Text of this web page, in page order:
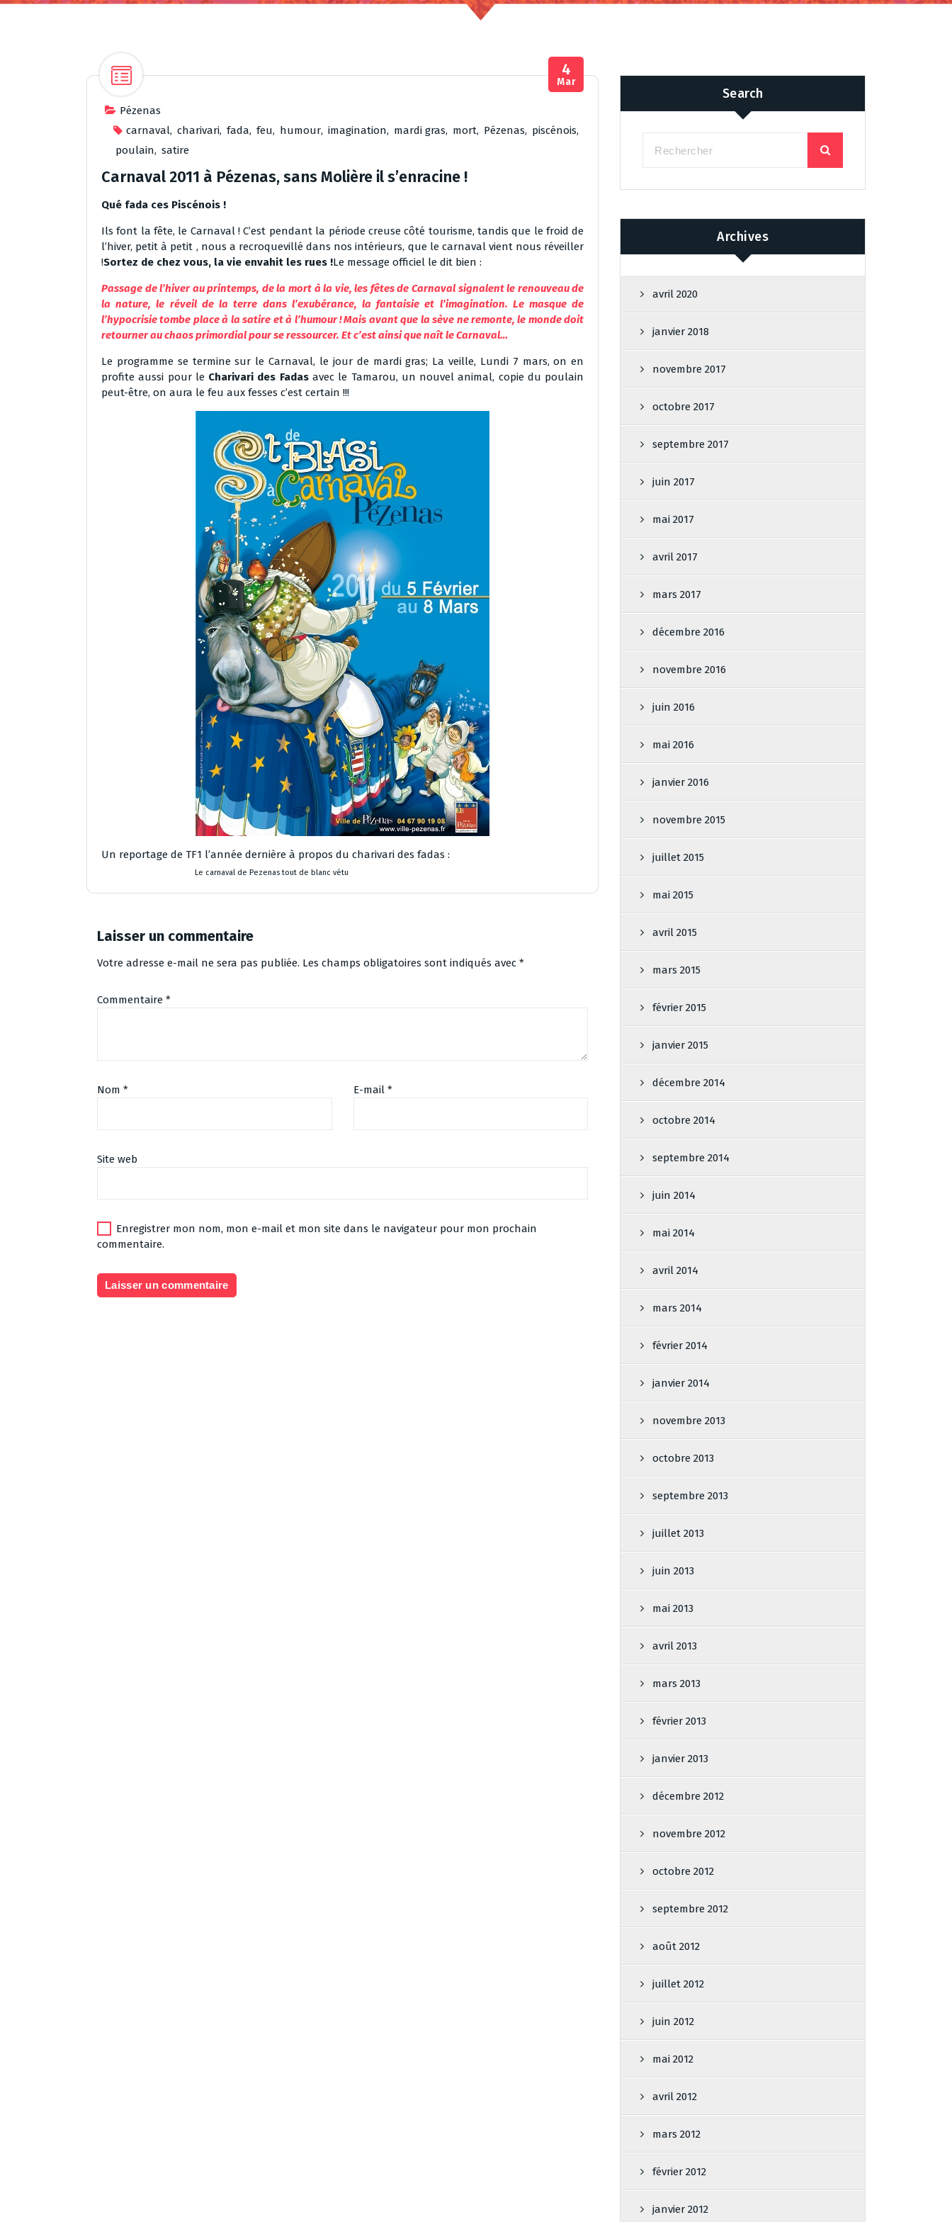
Pézenas
carnaval, charivari, fada, feu, humour, imagination, mardi gras, mort, Pézenas, piscénois,
poulain, satire
4
Mar
Carnaval 2011 à Pézenas, sans Molière il s’enracine !
Qué fada ces Piscénois !
Ils font la fête, le Carnaval ! C’est pendant la période creuse côté tourisme, tandis que le froid de
l’hiver, petit à petit , nous a recroquevillé dans nos intérieurs, que le carnaval vient nous réveiller
!Sortez de chez vous, la vie envahit les rues !Le message officiel le dit bien :
Passage de l’hiver au printemps, de la mort à la vie, les fêtes de Carnaval signalent le renouveau de
la nature, le réveil de la terre dans l’exubérance, la fantaisie et l’imagination. Le masque de
l’hypocrisie tombe place à la satire et à l’humour ! Mais avant que la sève ne remonte, le monde doit
retourner au chaos primordial pour se ressourcer. Et c’est ainsi que naît le Carnaval…
Le programme se termine sur le Carnaval, le jour de mardi gras; La veille, Lundi 7 mars, on en
profite aussi pour le Charivari des Fadasavec le Tamarou, un nouvel animal, copie du poulain
peut-être, on aura le feu aux fesses c’est certain !!!
Un reportage de TF1 l’année dernière à propos du charivari des fadas :
Le carnaval de Pezenas tout de blanc vétu
Laisser un commentaire
Votre adresse e-mail ne sera pas publiée. Les champs obligatoires sont indiqués avec *
Commentaire *
Nom * E-mail *
Site web
Enregistrer mon nom, mon e-mail et mon site dans le navigateur pour mon prochain
commentaire.
Search
Archives
avril 2020
janvier 2018
novembre 2017
octobre 2017
septembre 2017
juin 2017
mai 2017
avril 2017
mars 2017
décembre 2016
novembre 2016
juin 2016
mai 2016
janvier 2016
novembre 2015
juillet 2015
mai 2015
avril 2015
mars 2015
février 2015
janvier 2015
décembre 2014
octobre 2014
septembre 2014
juin 2014
mai 2014
avril 2014
mars 2014
février 2014
janvier 2014
novembre 2013
octobre 2013
septembre 2013
juillet 2013
juin 2013
mai 2013
avril 2013
mars 2013
février 2013
janvier 2013
décembre 2012
novembre 2012
octobre 2012
septembre 2012
août 2012
juillet 2012
juin 2012
mai 2012
avril 2012
mars 2012
février 2012
janvier 2012